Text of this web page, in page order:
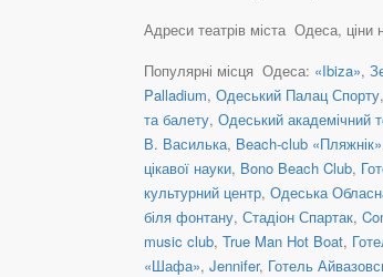
Адреси театрів міста Одеса,
Популярні місця Одеса: «Ibiza»,
Palladium, Одеський Палац Спорту,
та балету, Одеський академічний
В. Василька, Beach-club «Пляжнік»
цікавої науки, Bono Beach Club,
культурний центр, Одеська
біля фонтану, Стадіон Спартак,
music club, True Man Hot Boat,
«Шафа», Jennifer, Готель